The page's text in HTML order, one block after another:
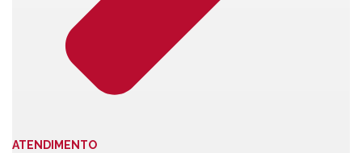
ATENDIMENTO